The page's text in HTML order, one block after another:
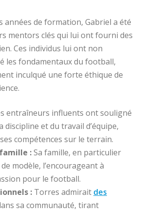
années de formation, Gabriel a été
mentors clés qui lui ont fourni des
Ces individus lui ont non
les fondamentaux du football,
inculqué une forte éthique de
entraîneurs influents ont souligné
discipline et du travail d’équipe,
compétences sur le terrain.
:Sa famille, en particulier
modèle, l’encourageant à
pour le football.
: Torres admirait des
sa communauté, tirant